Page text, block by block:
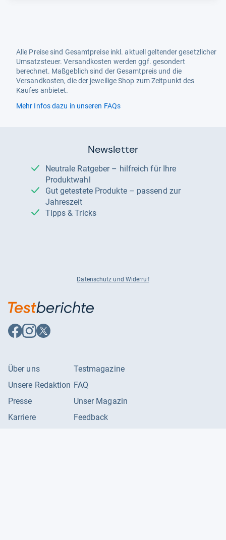
Alle Preise sind Gesamtpreise inkl. aktuell geltender gesetzlicher
Umsatzsteuer. Versandkosten werden ggf. gesondert
berechnet. Maßgeblich sind der Gesamtpreis und die
Versandkosten, die der jeweilige Shop zum Zeitpunkt des
Kaufes anbietet.
Mehr Infos dazu in unseren FAQs
Newsletter
Neutrale Ratgeber – hilfreich für Ihre
Produktwahl
Gut getestete Produkte – passend zur
Jahreszeit
Tipps & Tricks
Datenschutz und Widerruf
Auf
Facebook
Auf
Instagram
Auf
X
Über uns
Unsere Redaktion
Presse
Karriere
Testmagazine
FAQ
Unser Magazin
Feedback